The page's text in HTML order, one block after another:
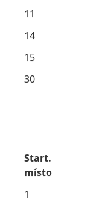
11
14
15
30
Start.
místo
1